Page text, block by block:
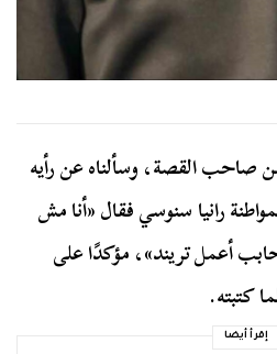
صاحب القصة، وسألناه عن رأيه
رانيا سنوسي فقال «أنا مش
أعمل تريند»، مؤكدًا على
كتبته.
إقرأ أيضا